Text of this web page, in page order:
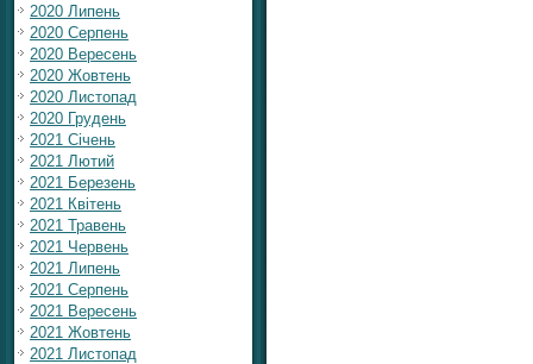
2020 Липень
2020 Серпень
2020 Вересень
2020 Жовтень
2020 Листопад
2020 Грудень
2021 Січень
2021 Лютий
2021 Березень
2021 Квітень
2021 Травень
2021 Червень
2021 Липень
2021 Серпень
2021 Вересень
2021 Жовтень
2021 Листопад